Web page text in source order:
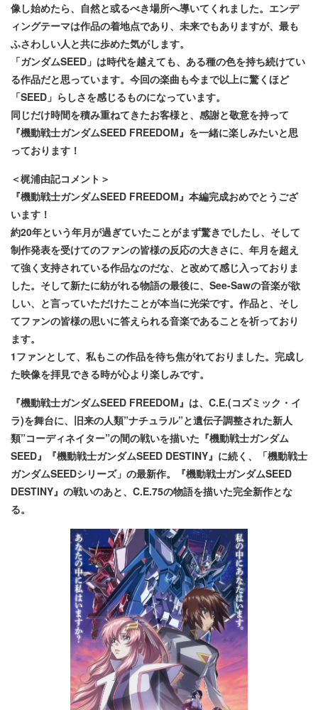
像し始めたら、自然と或るべき場所へ導いてくれました。エンデ
ィングテーマは作品の着地点であり、未来でもありますが、最も
ふさわしい人と共に歩めた気がします。
「ガンダムSEED」は時代を越えても、ある種の色を持ち続けてい
る作品だと思っています。今回の楽曲も今まで以上に驚くほど
「SEED」らしさを感じるものになっています。
同じだけ時間を積み重ねてきたお客様と、感謝と敬意を持って
『機動戦士ガンダムSEED FREEDOM』を一緒に楽しみたいと思
っております！
＜梶浦由記コメント＞
『機動戦士ガンダムSEED FREEDOM』本編完成おめでとうござ
います！
約20年という年月が過ぎていたことがまず驚きでしたし、そして
制作発表を受けてのファンの皆様の反応の大きさに、年月を超え
て強く支持されている作品なのだな、と改めて感じ入っておりま
した。そして新たに紡がれる物語の最後に、See-Sawの音楽が欲
しい、と言っていただけたことが本当に光栄です。作品と、そし
てファンの皆様の思いに答えられる音楽であることを祈っており
ます。
1ファンとして、私もこの作品を待ち焦がれておりました。完成し
た映像を拝見できる時が心より楽しみです。
『機動戦士ガンダムSEED FREEDOM』は、C.E.(コズミック・イ
ラ)を舞台に、旧来の人類”ナチュラル”と遺伝子調整された新人
類”コーディネイター”の間の戦いを描いた『機動戦士ガンダム
SEED』『機動戦士ガンダムSEED DESTINY』に続く、「機動戦士
ガンダムSEEDシリーズ」の最新作。『機動戦士ガンダムSEED
DESTINY』の戦いのあと、C.E.75の物語を描いた完全新作とな
る。